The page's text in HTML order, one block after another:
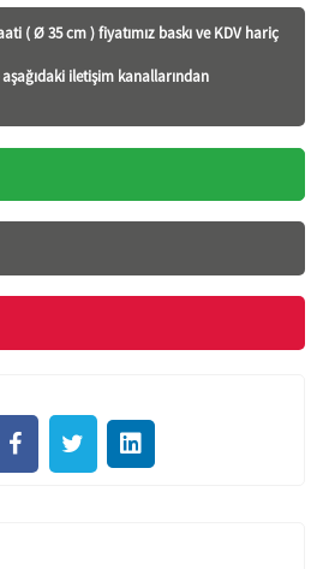
( Ø 35 cm ) fiyatımız baskı ve KDV hariç
iletişim kanallarından